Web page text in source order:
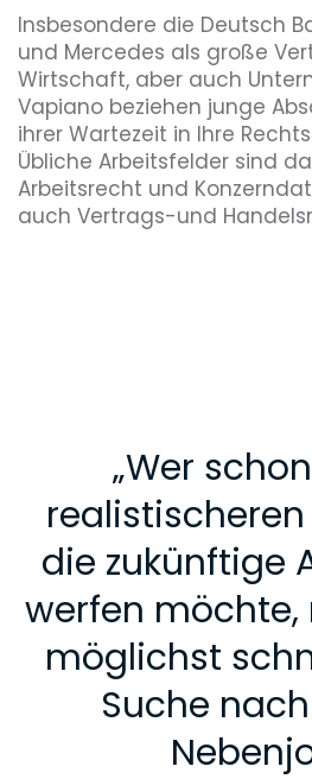
Insbesondere die Deutsch
und Mercedes als große
Wirtschaft, aber auch
Vapiano beziehen junge
ihrer Wartezeit in Ihre
Übliche Arbeitsfelder sind
Arbeitsrecht und
auch Vertrags-und
„Wer
die zukünftige
werfen
möglichst
Suche